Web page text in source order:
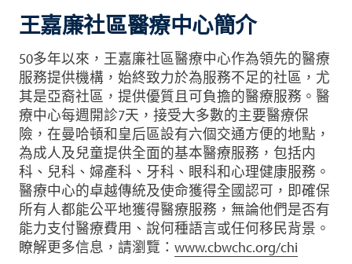
王嘉廉社區醫療中心簡介
50多年以來，王嘉廉社區醫療中心作為領先的醫療
服務提供機構，始終致力於為服務不足的社區，尤
其是亞裔社區，提供優質且可負擔的醫療服務。醫
療中心每週開診7天，接受大多數的主要醫療保
險，在曼哈頓和皇后區設有六個交通方便的地點，
為成人及兒童提供全面的基本醫療服務，包括内
科、兒科、婦產科、牙科、眼科和心理健康服務。
醫療中心的卓越傳統及使命獲得全國認可，即確保
所有人都能公平地獲得醫療服務，無論他們是否有
能力支付醫療費用、說何種語言或任何移民背景。
瞭解更多信息，請瀏覽： www.cbwchc.org/chi